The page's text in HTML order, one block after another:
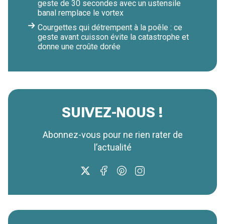
geste de 30 secondes avec un ustensile
banal remplace le vortex
Courgettes qui détrempent à la poêle : ce
geste avant cuisson évite la catastrophe et
donne une croûte dorée
SUIVEZ-NOUS !
Abonnez-vous pour ne rien rater de
l’actualité